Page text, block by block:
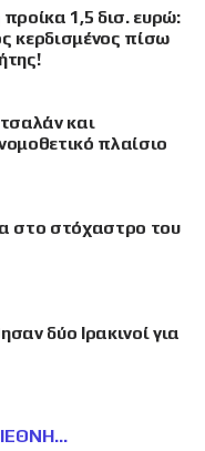
προίκα 1,5 δισ. ευρώ:
κερδισμένος πίσω
και
πλαίσιο
στο στόχαστρο του
δύο Ιρακινοί για